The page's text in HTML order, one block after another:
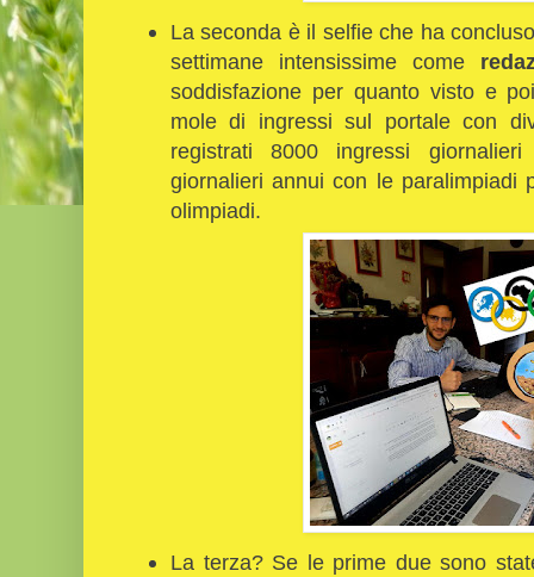
La seconda è il selfie che ha
settimane intensissime come
soddisfazione per quanto visto e
mole di ingressi sul portale con
registrati 8000 ingressi
giornalieri annui con le paralimpiadi
olimpiadi.
La terza? Se le prime due sono